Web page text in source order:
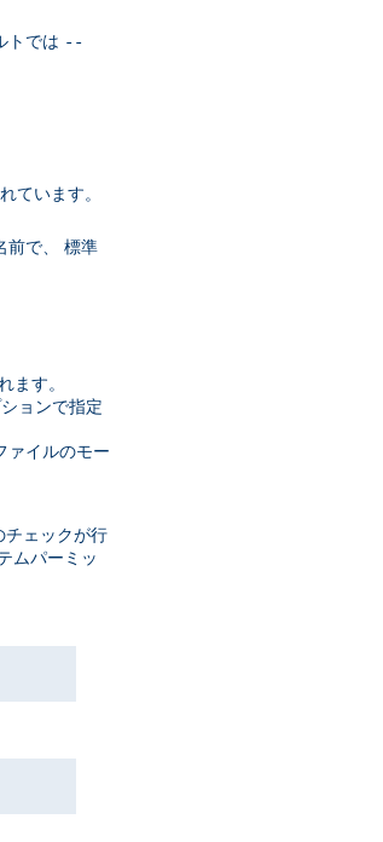
トでは --
ています。
前で、 標準
ます。
ョンで指定
ァイルのモー
チェックが行
ムパーミッ